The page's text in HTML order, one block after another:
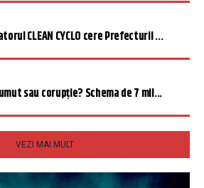
CLEAN CYCLO cere Prefecturii ...
sau corupție? Schema de 7 mil...
VEZI MAI MULT